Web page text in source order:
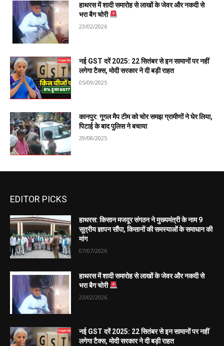
हाथरस में शादी समारोह से लाखों के जेवर और नकदी से
भरा बैग चोरी
23/02/2026
नई GST दरें 2025: 22 सितंबर से इन सामानों पर नहीं
लगेगा टैक्स, मोदी सरकार ने दी बड़ी राहत
05/09/2025
कानपुर: गूगल मैप टीम को चोर समझ ग्रामीणों ने घेर लिया,
पिटाई के बाद पुलिस ने बचाया
29/08/2025
EDITOR PICKS
हाथरस: किसान मजदूर संगठन ने मुख्यमंत्री के नाम 9
सूत्रीय ज्ञापन सौंपा, किसानों की समस्याओं के समाधान की
मांग
07/07/2026
हाथरस में शादी समारोह से लाखों के जेवर और नकदी से
भरा बैग चोरी
23/02/2026
नई GST दरें 2025: 22 सितंबर से इन सामानों पर नहीं
लगेगा टैक्स, मोदी सरकार ने दी बड़ी राहत